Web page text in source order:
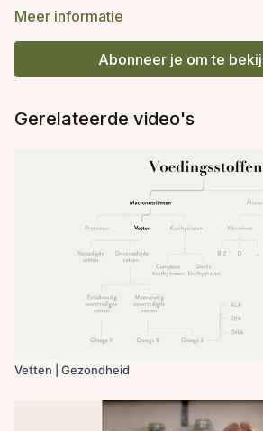
Meer informatie
Abonneer je om te
Gerelateerde video's
Vetten | Gezondheid